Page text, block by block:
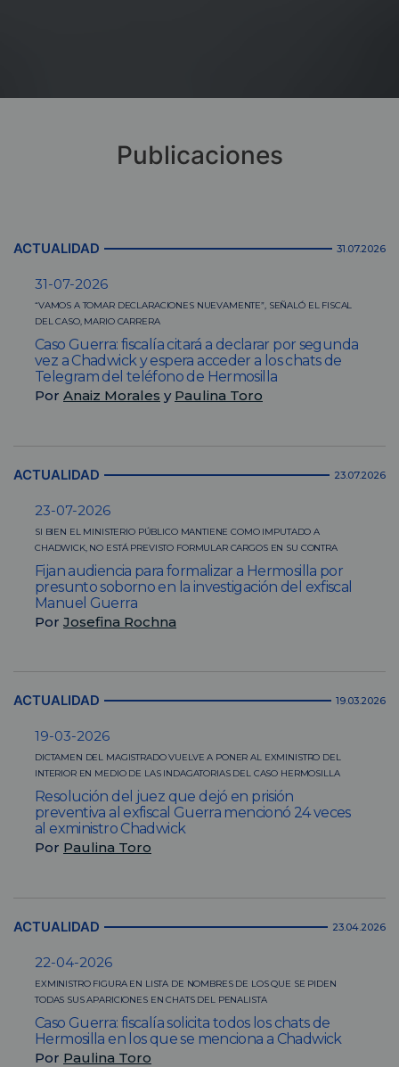
Publicaciones
ACTUALIDAD 31.07.2026
31-07-2026
“VAMOS A TOMAR DECLARACIONES NUEVAMENTE”, SEÑALÓ EL FISCAL
DEL CASO, MARIO CARRERA
Caso Guerra: fiscalía citará a declarar por segunda
vez a Chadwick y espera acceder a los chats de
Telegram del teléfono de Hermosilla
Por Anaiz Morales y Paulina Toro
ACTUALIDAD 23.07.2026
23-07-2026
SI BIEN EL MINISTERIO PÚBLICO MANTIENE COMO IMPUTADO A
CHADWICK, NO ESTÁ PREVISTO FORMULAR CARGOS EN SU CONTRA
Fijan audiencia para formalizar a Hermosilla por
presunto soborno en la investigación del exfiscal
Manuel Guerra
Por Josefina Rochna
ACTUALIDAD 19.03.2026
19-03-2026
DICTAMEN DEL MAGISTRADO VUELVE A PONER AL EXMINISTRO DEL
INTERIOR EN MEDIO DE LAS INDAGATORIAS DEL CASO HERMOSILLA
Resolución del juez que dejó en prisión
preventiva al exfiscal Guerra mencionó 24 veces
al exministro Chadwick
Por Paulina Toro
ACTUALIDAD 23.04.2026
22-04-2026
EXMINISTRO FIGURA EN LISTA DE NOMBRES DE LOS QUE SE PIDEN
TODAS SUS APARICIONES EN CHATS DEL PENALISTA
Caso Guerra: fiscalía solicita todos los chats de
Hermosilla en los que se menciona a Chadwick
Por Paulina Toro